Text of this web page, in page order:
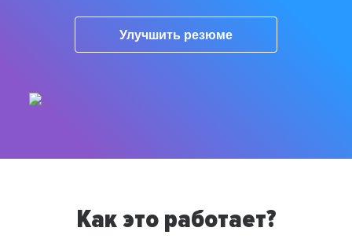
Улучшить резюме
Как это работает?